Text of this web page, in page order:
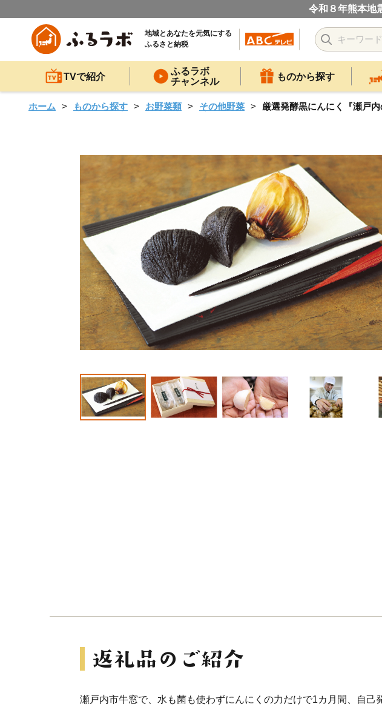
令和８年熊本地
地域とあなたを元気にする
ふるさと納税
TVで紹介
ふるラボ
チャンネル
ものから探す
ホーム ものから探す お野菜類 その他野菜 厳選発酵黒にんにく『瀬戸
瀬戸内市牛窓で、水も菌も使わずにんにくの力だけで1カ月間、自己